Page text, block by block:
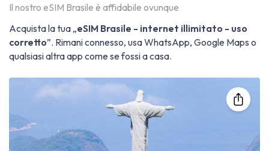
Il nostro eSIM Brasile è affidabile ovunque
Acquista la tua „eSIM Brasile - internet illimitato - uso
corretto”. Rimani connesso, usa WhatsApp, Google Maps o
qualsiasi altra app come se fossi a casa.